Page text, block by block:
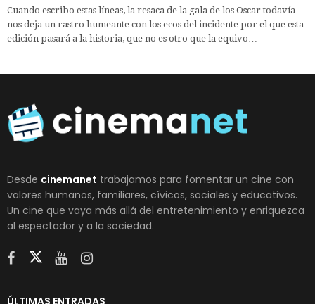
Cuando escribo estas líneas, la resaca de la gala de los Oscar todavía
nos deja un rastro humeante con los ecos del incidente por el que esta
edición pasará a la historia, que no es otro que la equivo…
Desde cinemanet trabajamos para fomentar un cine con
valores humanos, familiares, cívicos, sociales y educativos.
Un cine que vaya más allá del entretenimiento y enriquezca
al espectador y a la sociedad.
ÚLTIMAS ENTRADAS